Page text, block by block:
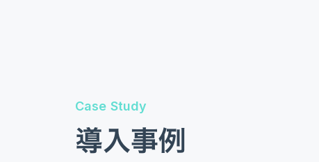
Case Study
導入事例